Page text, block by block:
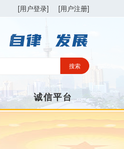
[用户注册]
[用户登录]
诚信平台